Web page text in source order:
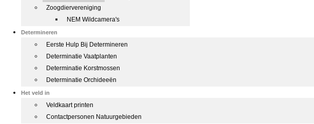
Zoogdiervereniging
NEM Wildcamera's
Determineren
Eerste Hulp Bij Determineren
Determinatie Vaatplanten
Determinatie Korstmossen
Determinatie Orchideeën
Het veld in
Veldkaart printen
Contactpersonen Natuurgebieden